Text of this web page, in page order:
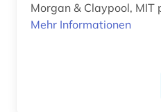
Morgan & Claypool, MIT
Mehr Informationen